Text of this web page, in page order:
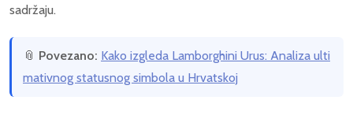
sadržaju.
📎 Povezano: Kako izgleda Lamborghini Urus: Analiza ulti
mativnog statusnog simbola u Hrvatskoj